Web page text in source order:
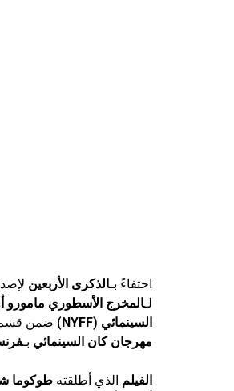
احتفاءً بـالذكرى الأربعين
لـالمخرج الأسطوري مامورو
السينمائي (NYFF)
ضمن
مهرجان كان السينمائي بـ
الفيلم الذي أطلقته طوكوما